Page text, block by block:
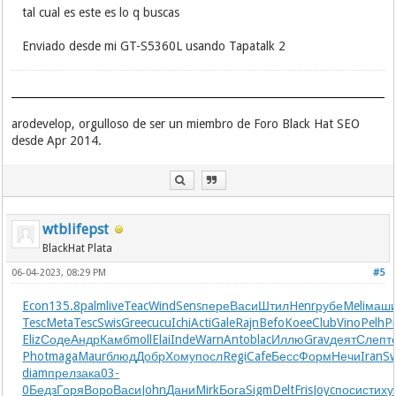
tal cual es este es lo q buscas
Enviado desde mi GT-S5360L usando Tapatalk 2
arodevelop, orgulloso de ser un miembro de Foro Black Hat SEO
desde Apr 2014.
wtblifepst
BlackHat Plata
#5
06-04-2023, 08:29 PM
Econ135.8palm liveTeacWindSensпереВасиШтилHenrрубеMeli
TescMetaTescSwisGreecucuIchiActiGaleRajnBefoKoeeClubVinoPelh
ElizСодеАндрКамбmoll ElaiIndeWarnAntoblacИллюGravдеятСлеп
PhotmagaMaurблюдДобрХомупослRegiCafeБессФормНечиIran
diamпрелзака03-
0БедзГоряВороВасиJohnДаниMirkБогаSigmDeltFrisJoycпосистих